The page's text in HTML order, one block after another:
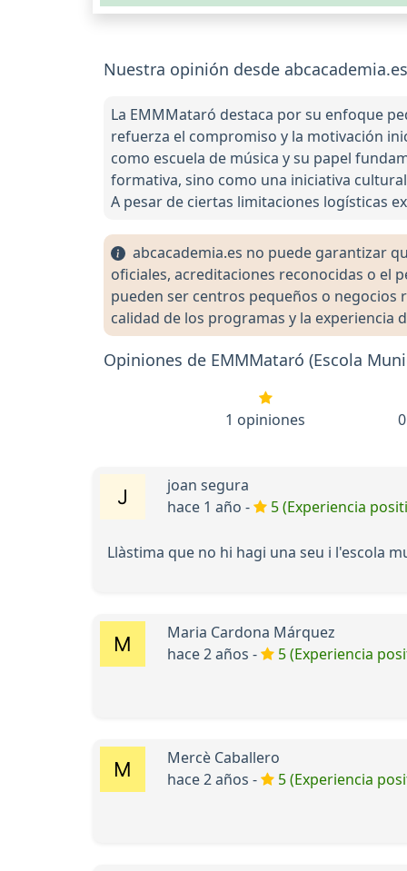
Nuestra opinión desde
La EMMMataró destaca por su enfoque
refuerza el compromiso y la motivación
como escuela de música y su papel
formativa, sino como una iniciativa
A pesar de ciertas limitaciones logísticas
abcacademia.es no puede garantizar
oficiales, acreditaciones reconocidas o el
pueden ser centros pequeños o negocios
calidad de los programas y la experiencia
Opiniones de EMMMataró (Escola
1 opiniones
joan segura
hace 1 año -
5 (Experiencia
Llàstima que no hi hagi una seu i l'escola
Maria Cardona Márquez
hace 2 años -
5 (Experiencia
Mercè Caballero
hace 2 años -
5 (Experiencia